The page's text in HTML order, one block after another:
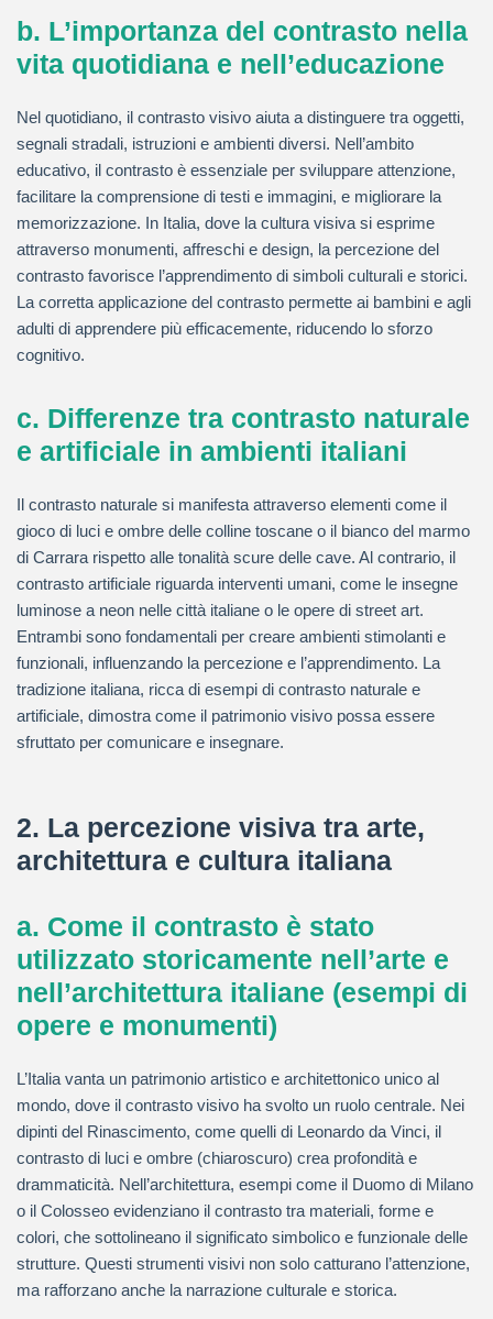
b. L’importanza del contrasto nella
vita quotidiana e nell’educazione
Nel quotidiano, il contrasto visivo aiuta a distinguere tra oggetti,
segnali stradali, istruzioni e ambienti diversi. Nell’ambito
educativo, il contrasto è essenziale per sviluppare attenzione,
facilitare la comprensione di testi e immagini, e migliorare la
memorizzazione. In Italia, dove la cultura visiva si esprime
attraverso monumenti, affreschi e design, la percezione del
contrasto favorisce l’apprendimento di simboli culturali e storici.
La corretta applicazione del contrasto permette ai bambini e agli
adulti di apprendere più efficacemente, riducendo lo sforzo
cognitivo.
c. Differenze tra contrasto naturale
e artificiale in ambienti italiani
Il contrasto naturale si manifesta attraverso elementi come il
gioco di luci e ombre delle colline toscane o il bianco del marmo
di Carrara rispetto alle tonalità scure delle cave. Al contrario, il
contrasto artificiale riguarda interventi umani, come le insegne
luminose a neon nelle città italiane o le opere di street art.
Entrambi sono fondamentali per creare ambienti stimolanti e
funzionali, influenzando la percezione e l’apprendimento. La
tradizione italiana, ricca di esempi di contrasto naturale e
artificiale, dimostra come il patrimonio visivo possa essere
sfruttato per comunicare e insegnare.
2. La percezione visiva tra arte,
architettura e cultura italiana
a. Come il contrasto è stato
utilizzato storicamente nell’arte e
nell’architettura italiane (esempi di
opere e monumenti)
L’Italia vanta un patrimonio artistico e architettonico unico al
mondo, dove il contrasto visivo ha svolto un ruolo centrale. Nei
dipinti del Rinascimento, come quelli di Leonardo da Vinci, il
contrasto di luci e ombre (chiaroscuro) crea profondità e
drammaticità. Nell’architettura, esempi come il Duomo di Milano
o il Colosseo evidenziano il contrasto tra materiali, forme e
colori, che sottolineano il significato simbolico e funzionale delle
strutture. Questi strumenti visivi non solo catturano l’attenzione,
ma rafforzano anche la narrazione culturale e storica.